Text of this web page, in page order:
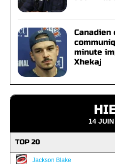
Canadien
minute
Xhekaj
14
TOP 20
Jackson Blake